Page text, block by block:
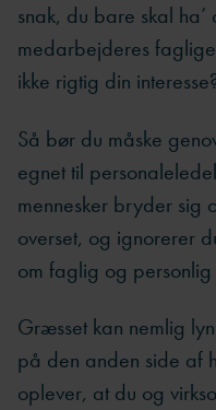
snak, du bare skal
medarbejderes
ikke rigtig din
Så bør du måske
egnet til
mennesker bryder sig
overset, og ignorerer
om faglig og
Græsset kan nemlig
på den anden side af
oplever, at du og